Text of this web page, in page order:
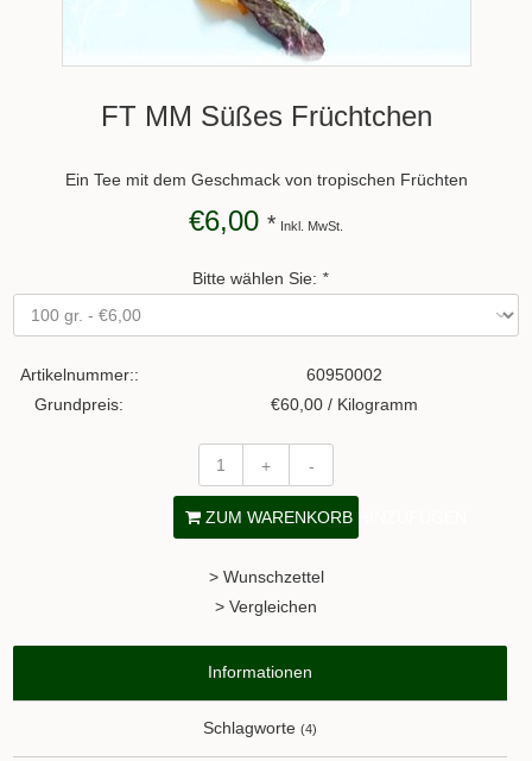
FT MM Süßes Früchtchen
Ein Tee mit dem Geschmack von tropischen Früchten
€6,00 * Inkl. MwSt.
Bitte wählen Sie: *
Artikelnummer::
60950002
Grundpreis:
€60,00 / Kilogramm
+ -
ZUM WARENKORB HINZUFÜGEN
> Wunschzettel
> Vergleichen
Informationen
Schlagworte (4)